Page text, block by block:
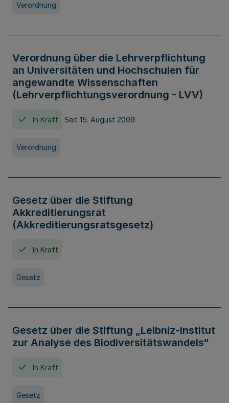
Verordnung
Verordnung über die Lehrverpflichtung
an Universitäten und Hochschulen für
angewandte Wissenschaften
(Lehrverpflichtungsverordnung - LVV)
In Kraft Seit 15. August 2009
Verordnung
Gesetz über die Stiftung
Akkreditierungsrat
(Akkreditierungsratsgesetz)
In Kraft
Gesetz
Gesetz über die Stiftung „Leibniz-Institut
zur Analyse des Biodiversitätswandels“
In Kraft
Gesetz